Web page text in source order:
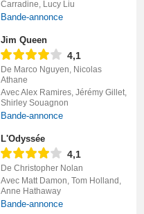
Carradine, Lucy Liu
Bande-annonce
Jim Queen
4,1
De Marco Nguyen, Nicolas
Athane
Avec Alex Ramires, Jérémy Gillet,
Shirley Souagnon
Bande-annonce
L'Odyssée
4,1
De Christopher Nolan
Avec Matt Damon, Tom Holland,
Anne Hathaway
Bande-annonce